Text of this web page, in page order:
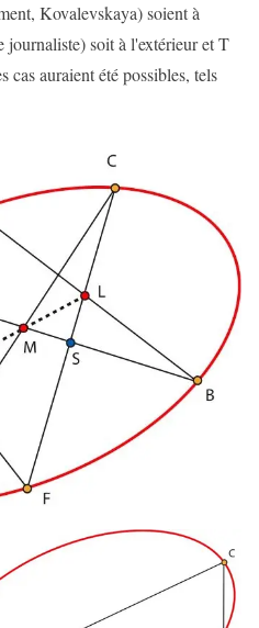
Kovalevskaya) soient à
journaliste) soit à l'extérieur et T
auraient été possibles, tels